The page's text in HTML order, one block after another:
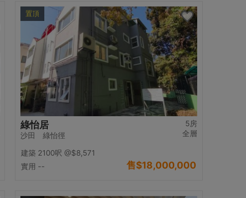
置頂
5房
全層
綠怡居
沙田 綠怡徑
建築 2100呎 @$8,571
實用 --
售$18,000,000